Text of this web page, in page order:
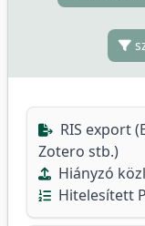
RIS export
Zotero stb.)
Hiányzó
Hitelesített